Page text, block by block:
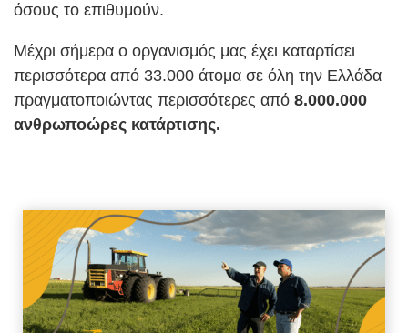
όσους το επιθυμούν.
Μέχρι σήμερα ο οργανισμός μας έχει καταρτίσει
περισσότερα από 33.000 άτομα σε όλη την Ελλάδα
πραγματοποιώντας περισσότερες από 8.000.000
ανθρωποώρες κατάρτισης.